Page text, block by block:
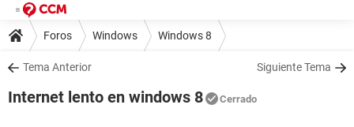
Foros Windows Windows 8
Tema Anterior Siguiente Tema
Internet lento en windows 8 Cerrado